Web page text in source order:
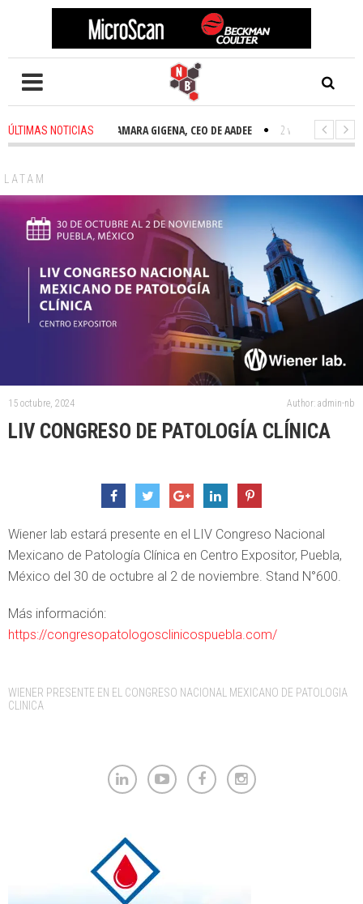
ÚLTIMAS NOTICIAS
2 weeks ago TAMARA GIGENA, CEO DE AADEE 2 weeks ago -
LATAM
15 octubre, 2024 Author: admin-nb
LIV CONGRESO DE PATOLOGÍA CLÍNICA
Wiener lab estará presente en el LIV Congreso Nacional
Mexicano de Patología Clínica en Centro Expositor, Puebla,
México del 30 de octubre al 2 de noviembre. Stand N°600.
Más información:
https://congresopatologosclinicospuebla.com/
Tags:
WIENER PRESENTE EN EL CONGRESO NACIONAL MEXICANO DE PATOLOGIA
CLINICA